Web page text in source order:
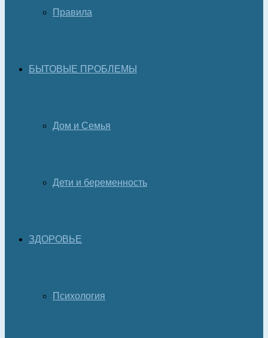
Правила
БЫТОВЫЕ ПРОБЛЕМЫ
Дом и Семья
Дети и беременность
ЗДОРОВЬЕ
Психология